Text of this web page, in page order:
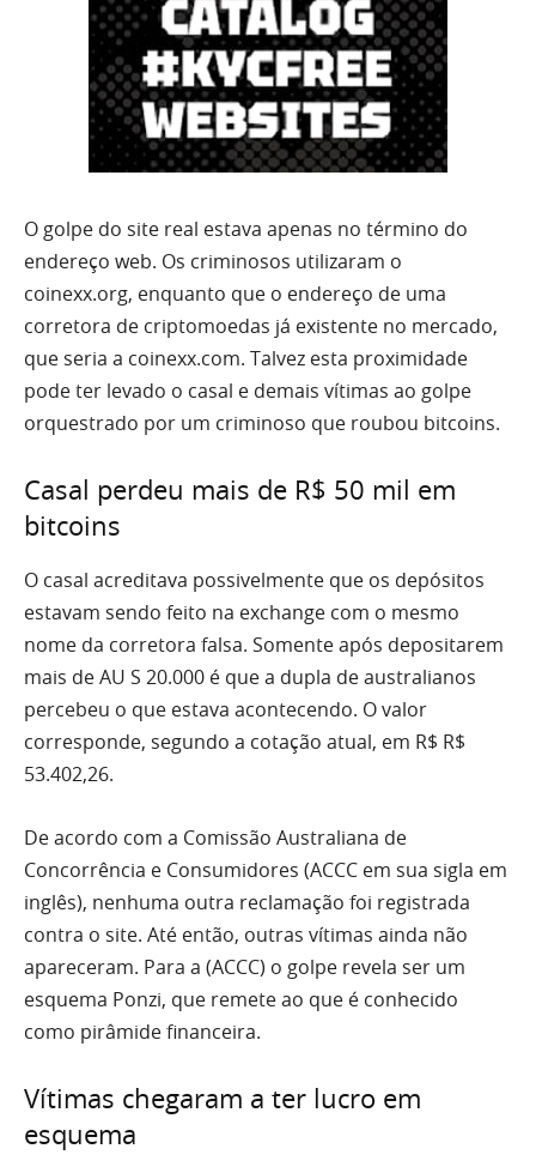
O golpe do site real estava apenas no término do
endereço web. Os criminosos utilizaram o
coinexx.org, enquanto que o endereço de uma
corretora de criptomoedas já existente no mercado,
que seria a coinexx.com. Talvez esta proximidade
pode ter levado o casal e demais vítimas ao golpe
orquestrado por um criminoso que roubou bitcoins.
Casal perdeu mais de R$ 50 mil em
bitcoins
O casal acreditava possivelmente que os depósitos
estavam sendo feito na exchange com o mesmo
nome da corretora falsa. Somente após depositarem
mais de AU S 20.000 é que a dupla de australianos
percebeu o que estava acontecendo. O valor
corresponde, segundo a cotação atual, em R$ R$
53.402,26.
De acordo com a Comissão Australiana de
Concorrência e Consumidores (ACCC em sua sigla em
inglês), nenhuma outra reclamação foi registrada
contra o site. Até então, outras vítimas ainda não
apareceram. Para a (ACCC) o golpe revela ser um
esquema Ponzi, que remete ao que é conhecido
como pirâmide financeira.
Vítimas chegaram a ter lucro em
esquema